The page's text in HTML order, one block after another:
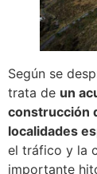
Según se
trata de un
construcción
localidades
el tráfico y la
importante